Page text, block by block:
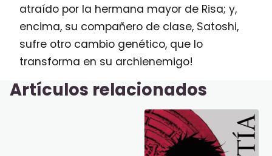
atraído por la hermana mayor de Risa; y,
encima, su compañero de clase, Satoshi,
sufre otro cambio genético, que lo
transforma en su archienemigo!
Artículos relacionados